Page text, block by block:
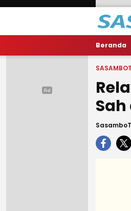
Beranda